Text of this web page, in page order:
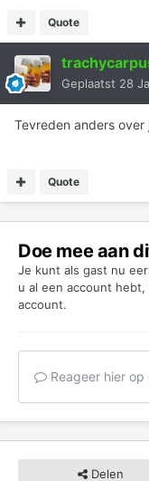
Quote
Geplaatst 28
Tevreden anders over
Quote
Doe mee aan
Je kunt als gast nu
u al een account hebt,
account.
Reageer hier
Delen